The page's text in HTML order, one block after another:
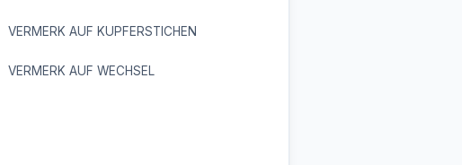
VERMERK AUF KUPFERSTICHEN
VERMERK AUF WECHSEL